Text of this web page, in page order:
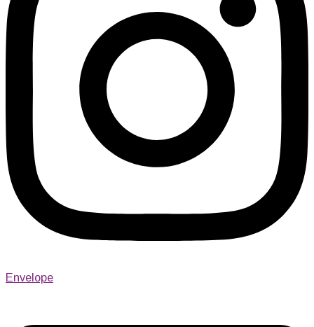
Envelope